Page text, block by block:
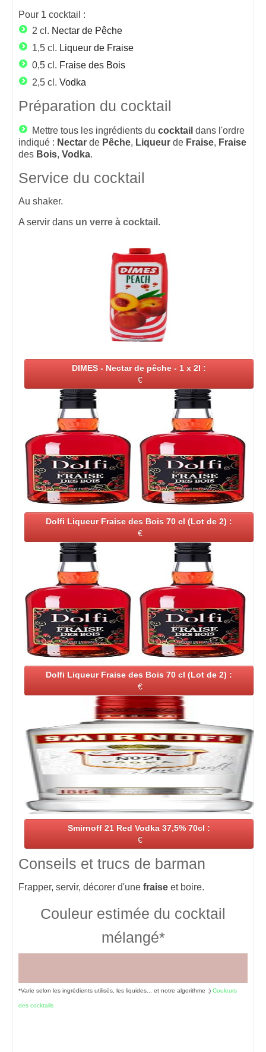
Pour 1 cocktail :
2 cl. Nectar de Pêche
1,5 cl. Liqueur de Fraise
0,5 cl. Fraise des Bois
2,5 cl. Vodka
Préparation du cocktail
Mettre tous les ingrédients du cocktail dans l'ordre
indiqué : Nectar de Pêche, Liqueur de Fraise, Fraise
des Bois, Vodka.
Service du cocktail
Au shaker.
A servir dans un verre à cocktail .
DIMES - Nectar de pêche - 1 x 2l :
€
Dolfi Liqueur Fraise des Bois 70 cl (Lot de 2) :
€
Dolfi Liqueur Fraise des Bois 70 cl (Lot de 2) :
€
Smirnoff 21 Red Vodka 37,5% 70cl :
€
Conseils et trucs de barman
Frapper, servir, décorer d'une fraise et boire.
Couleur estimée du cocktail
mélangé*
*Varie selon les ingrédients utilisés, les liquides... et notre algorithme ;) Couleurs
des cocktails